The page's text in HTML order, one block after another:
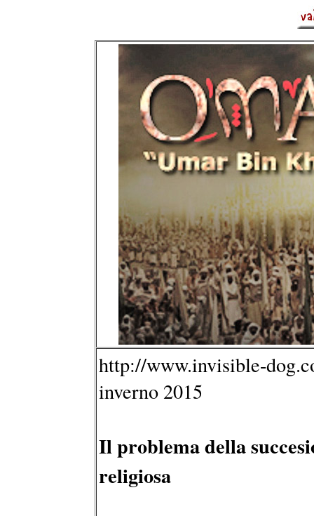
http://www.invisible-
inverno 2015
Il problema della
religiosa